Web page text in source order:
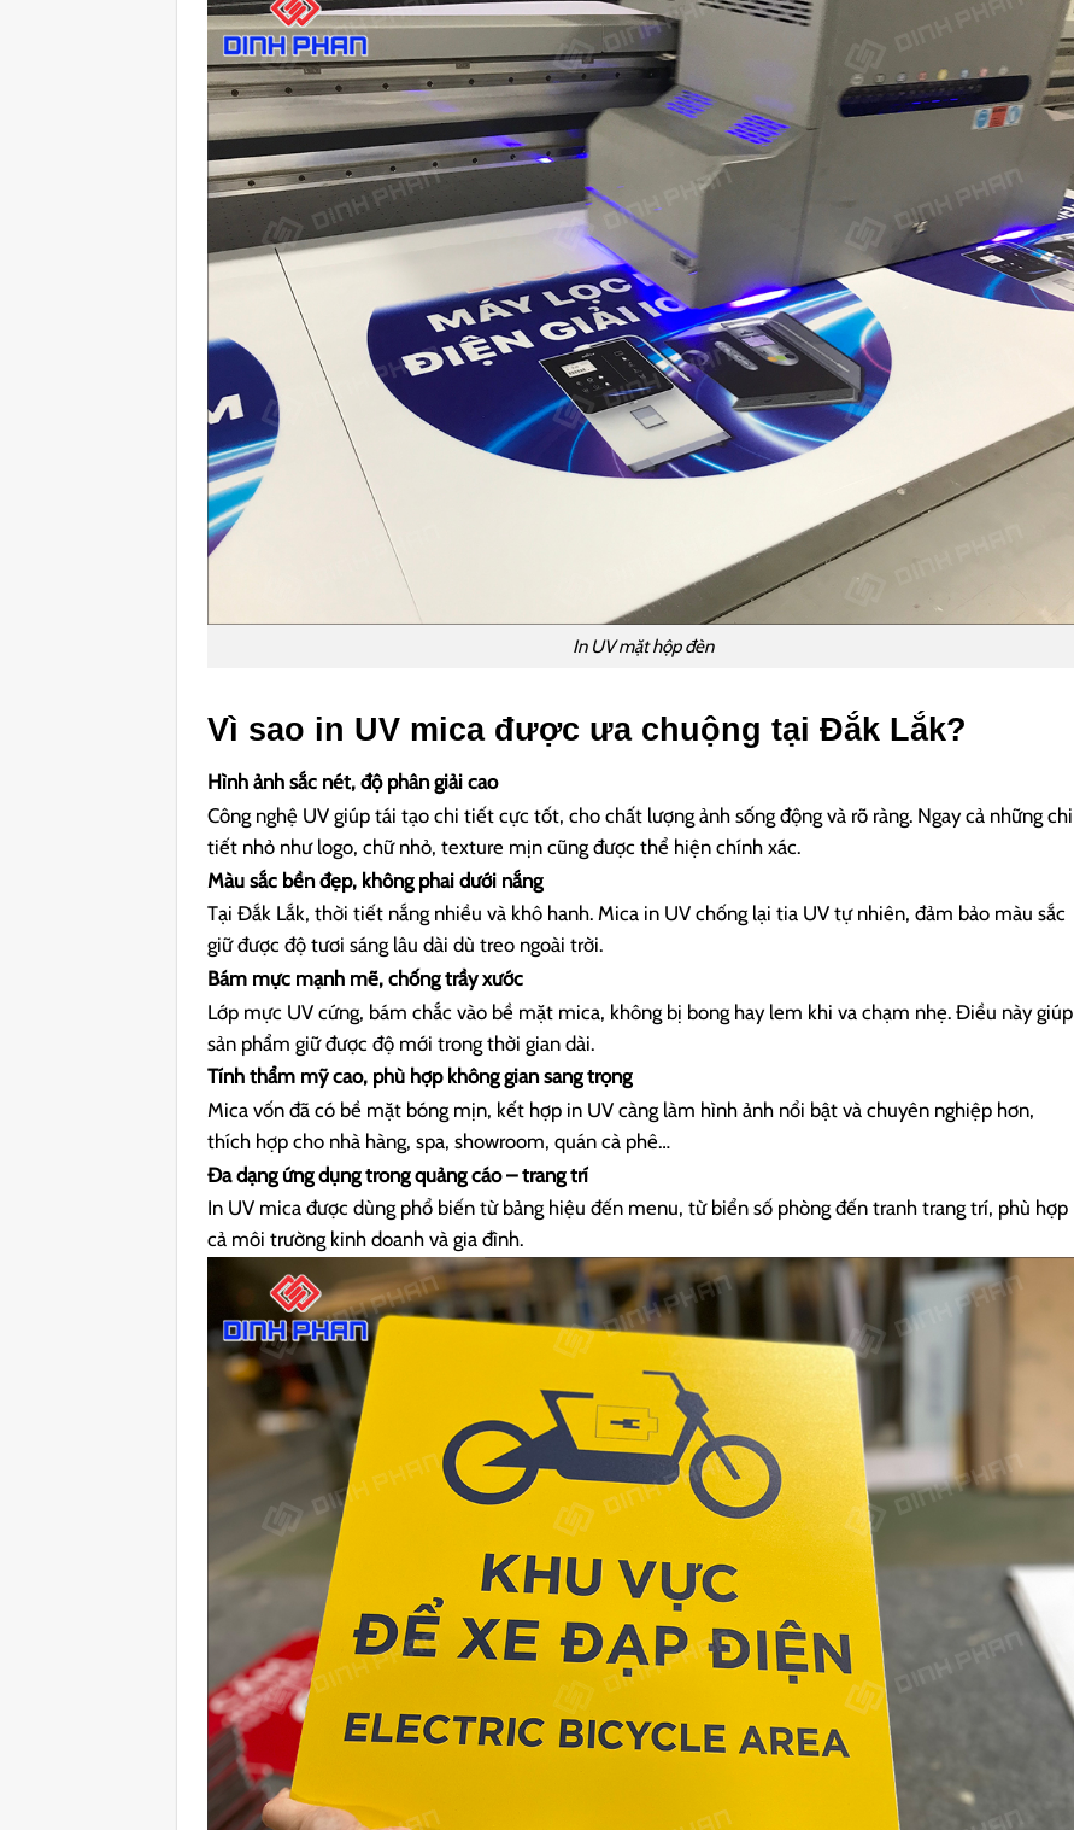
In UV mặt hộp đèn
Vì sao in UV mica được ưa chuộng tại Đắk Lắk?
Hình ảnh sắc nét, độ phân giải cao
Công nghệ UV giúp tái tạo chi tiết cực tốt, cho chất lượng ảnh sống động và rõ ràng. Ngay cả những chi
tiết nhỏ như logo, chữ nhỏ, texture mịn cũng được thể hiện chính xác.
Màu sắc bền đẹp, không phai dưới nắng
Tại Đắk Lắk, thời tiết nắng nhiều và khô hanh. Mica in UV chống lại tia UV tự nhiên, đảm bảo màu sắc
giữ được độ tươi sáng lâu dài dù treo ngoài trời.
Bám mực mạnh mẽ, chống trầy xước
Lớp mực UV cứng, bám chắc vào bề mặt mica, không bị bong hay lem khi va chạm nhẹ. Điều này giúp
sản phẩm giữ được độ mới trong thời gian dài.
Tính thẩm mỹ cao, phù hợp không gian sang trọng
Mica vốn đã có bề mặt bóng mịn, kết hợp in UV càng làm hình ảnh nổi bật và chuyên nghiệp hơn,
thích hợp cho nhà hàng, spa, showroom, quán cà phê…
Đa dạng ứng dụng trong quảng cáo – trang trí
In UV mica được dùng phổ biến từ bảng hiệu đến menu, từ biển số phòng đến tranh trang trí, phù hợp
cả môi trường kinh doanh và gia đình.